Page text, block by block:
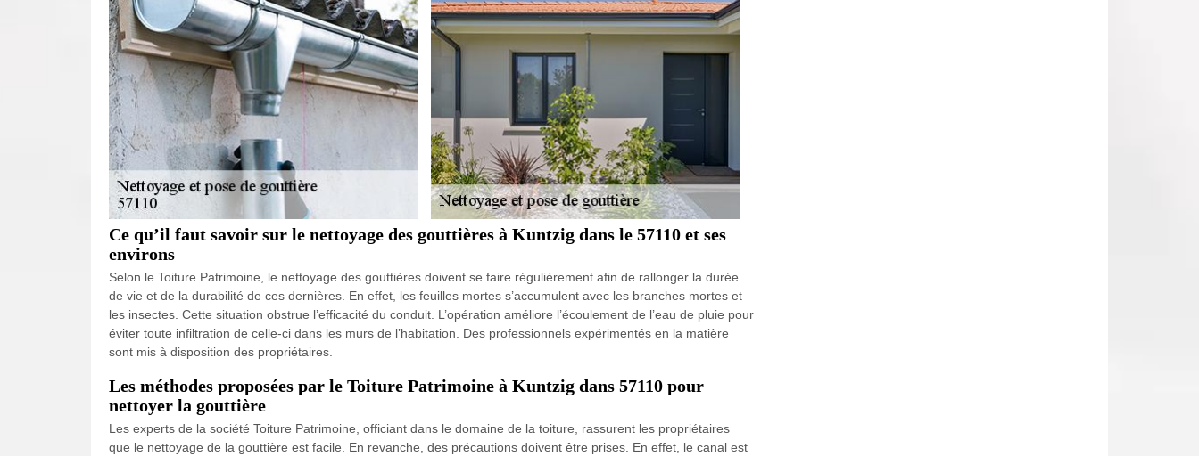
Ce qu’il faut savoir sur le nettoyage des gouttières à Kuntzig dans le 57110 et ses
environs
Selon le Toiture Patrimoine, le nettoyage des gouttières doivent se faire régulièrement afin de rallonger la durée
de vie et de la durabilité de ces dernières. En effet, les feuilles mortes s’accumulent avec les branches mortes et
les insectes. Cette situation obstrue l’efficacité du conduit. L’opération améliore l’écoulement de l’eau de pluie pour
éviter toute infiltration de celle-ci dans les murs de l’habitation. Des professionnels expérimentés en la matière
sont mis à disposition des propriétaires.
Les méthodes proposées par le Toiture Patrimoine à Kuntzig dans 57110 pour
nettoyer la gouttière
Les experts de la société Toiture Patrimoine, officiant dans le domaine de la toiture, rassurent les propriétaires
que le nettoyage de la gouttière est facile. En revanche, des précautions doivent être prises. En effet, le canal est